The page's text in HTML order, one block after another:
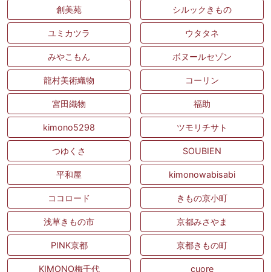
創美苑 シルックきもの
ユミカツラ ウタタネ
みやこもん ボヌールセゾン
龍村美術織物 コーリン
宮田織物 福助
kimono5298 ツモリチサト
つゆくさ SOUBIEN
平和屋 kimonowabisabi
ココロード きもの京小町
浅草きもの市 京都みさやま
PINK京都 京都きもの町
KIMONO梅千代 cuore